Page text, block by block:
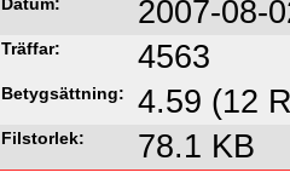
2007-08-
Träffar: 4563
Betygsättning: 4.59 (12
Filstorlek: 78.1 KB